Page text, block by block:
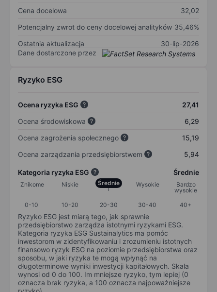
Cena docelowa
32,02
Potencjalny zwrot do ceny docelowej analityków 35,46%
Ostatnia aktualizacja
30-lip-2026
Dane dostarczone przez
Ryzyko ESG
Ocena ryzyka ESG
27,41
Ocena środowiskowa
6,29
Ocena zagrożenia społecznego
15,19
Ocena zarządzania przedsiębiorstwem
5,94
Kategoria ryzyka ESG Średnie
Znikome Niskie Średnie Wysokie
Bardzo
wysokie
0-10
10-20 20-30 30-40 40+
Ryzyko ESG jest miarą tego, jak sprawnie
przedsiębiorstwo zarządza istotnymi ryzykami ESG.
Kategoria ryzyka ESG Sustainalytics ma pomóc
inwestorom w zidentyfikowaniu i zrozumieniu istotnych
finansowo ryzyk ESG na poziomie przedsiębiorstwa oraz
sposobu, w jaki ryzyka te mogą wpłynąć na
długoterminowe wyniki inwestycji kapitałowych. Skala
wynosi od 0 do 100. Im mniejsze ryzyko, tym lepiej (0
oznacza brak ryzyka, a 100 oznacza najpoważniejsze